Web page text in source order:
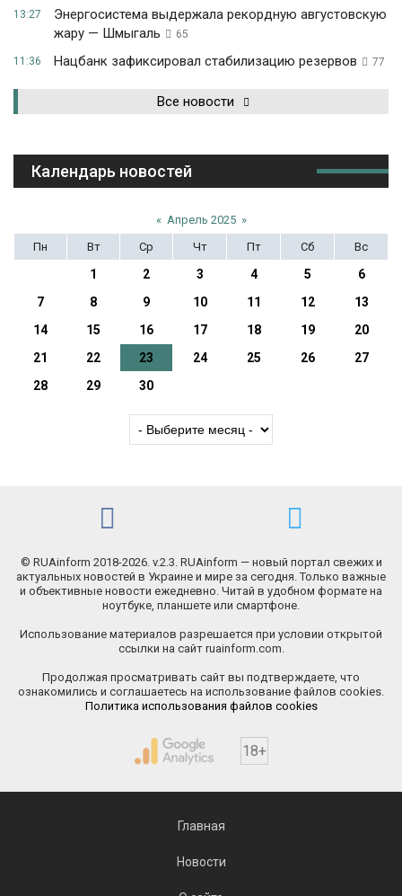
13:27
Энергосистема выдержала рекордную августовскую
жару — Шмыгаль
65
11:36 Нацбанк зафиксировал стабилизацию резервов 77
Все новости
Календарь новостей
« Апрель 2025 »
Пн
Вт Ср Чт Пт Сб Вс
1 2 3 4 5
6
7
8 9 10 11 12
13
14
15 16 17 18 19
20
21
22 23 24 25 26
27
28
29 30
© RUAinform 2018-2026. v.2.3. RUAinform — новый портал свежих и
актуальных новостей в Украине и мире за сегодня. Только важные
и объективные новости ежедневно. Читай в удобном формате на
ноутбуке, планшете или смартфоне.
Использование материалов разрешается при условии открытой
ссылки на сайт ruainform.com.
Продолжая просматривать сайт вы подтверждаете, что
ознакомились и соглашаетесь на использование файлов cookies.
Политика использования файлов cookies
18+
Главная
Новости